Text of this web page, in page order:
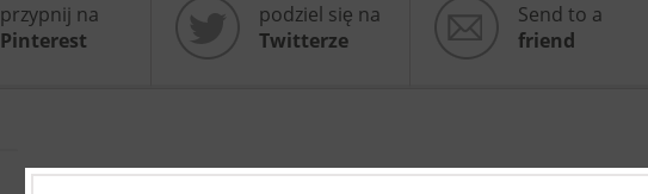
przypnij na
Pinterest
podziel się na
Twitterze
Send to a
friend
Opis